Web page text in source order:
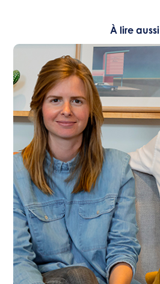
À lire aussi